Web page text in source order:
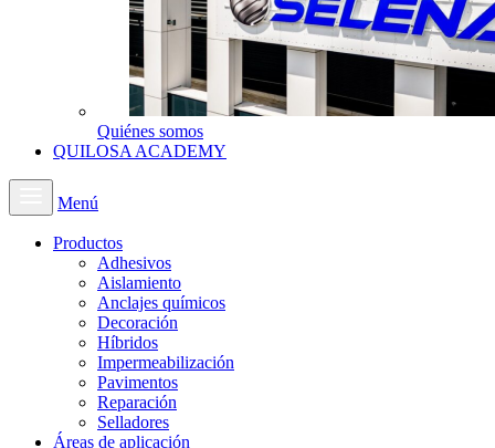
Quiénes somos
QUILOSA ACADEMY
Menú
Productos
Adhesivos
Aislamiento
Anclajes químicos
Decoración
Híbridos
Impermeabilización
Pavimentos
Reparación
Selladores
Áreas de aplicación